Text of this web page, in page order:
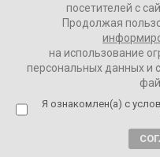
Шойгу «не
применению
оружия на Украине».
Спикер ГД РФ Вячеслав
пособниками ядерного
глав европейских
посетителей с
Продолжая
на использование
персональных данных и
Я ознакомлен(а) с